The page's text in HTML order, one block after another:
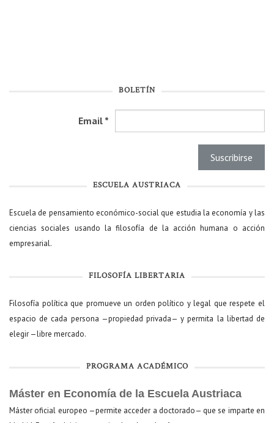
BOLETÍN
Email *
ESCUELA AUSTRIACA
Escuela de pensamiento económico-social que estudia la economía y las
ciencias sociales usando la filosofía de la acción humana o acción
empresarial.
FILOSOFÍA LIBERTARIA
Filosofía política que promueve un orden político y legal que respete el
espacio de cada persona —propiedad privada— y permita la libertad de
elegir —libre mercado.
PROGRAMA ACADÉMICO
Máster en Economía de la Escuela Austriaca
Máster oficial europeo —permite acceder a doctorado— que se imparte en